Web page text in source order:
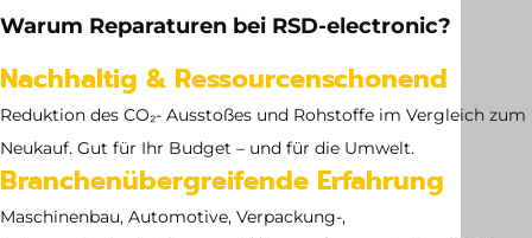
Abmessung
Warum Reparaturen bei RSD-electronic?
Nachhaltig & Ressourcenschonend
Reduktion des CO₂- Ausstoßes und Rohstoffe im Vergleich zum
Neukauf. Gut für Ihr Budget – und für die Umwelt.
Branchenübergreifende Erfahrung
Maschinenbau, Automotive, Verpackung-,